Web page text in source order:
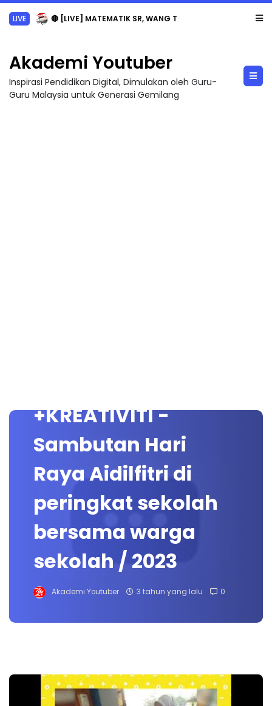
LIVE 🔴 [LIVE] MATEMATIK SR, WANG TAHUN 6 OLEH CIKGU ANITA #ALLINONE #141 #...
Akademi Youtuber
Inspirasi Pendidikan Digital, Dimulakan oleh Guru-
Guru Malaysia untuk Generasi Gemilang
+KREATIVITI -
Sambutan Hari
Raya Aidilfitri di
peringkat sekolah
bersama warga
sekolah / 2023
Akademi Youtuber 3 tahun yang lalu 0